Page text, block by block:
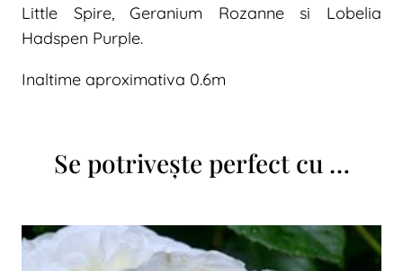
Little Spire, Geranium Rozanne si Lobelia
Hadspen Purple.
Inaltime aproximativa 0.6m
Se potrivește perfect cu …